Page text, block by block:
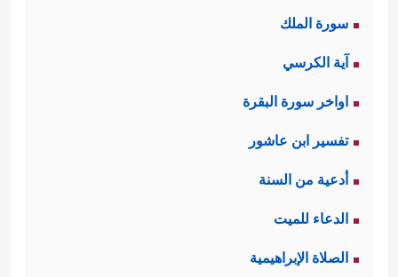
سورة الملك
آية الكرسي
اواخر سورة البقرة
تفسير ابن عاشور
أدعية من السنة
الدعاء للميت
الصلاة الإبراهيمية